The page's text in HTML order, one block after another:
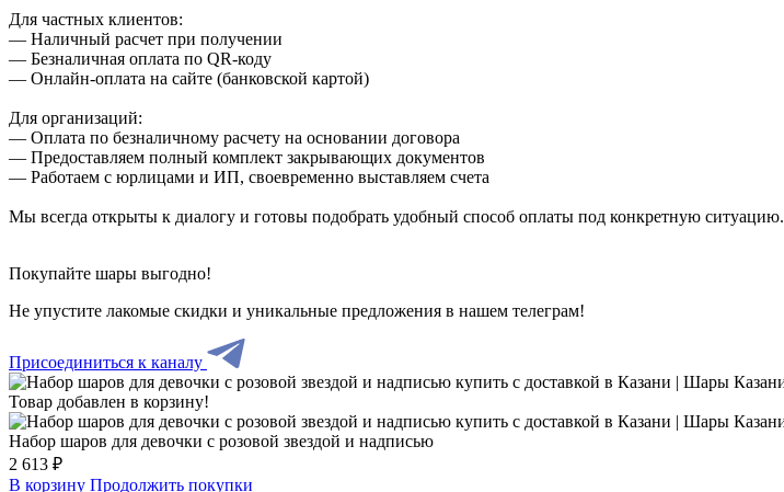
Для частных клиентов:
— Наличный расчет при получении
— Безналичная оплата по QR-коду
— Онлайн-оплата на сайте (банковской картой)
Для организаций:
— Оплата по безналичному расчету на основании договора
— Предоставляем полный комплект закрывающих документов
— Работаем с юрлицами и ИП, своевременно выставляем счета
Мы всегда открыты к диалогу и готовы подобрать удобный способ оплаты под конкретную ситуацию.
Покупайте шары выгодно!
Не упустите лакомые скидки и уникальные предложения в нашем телеграм!
Присоединиться к каналу
Товар добавлен в корзину!
Набор шаров для девочки с розовой звездой и надписью
2 613 ₽
В корзину Продолжить покупки